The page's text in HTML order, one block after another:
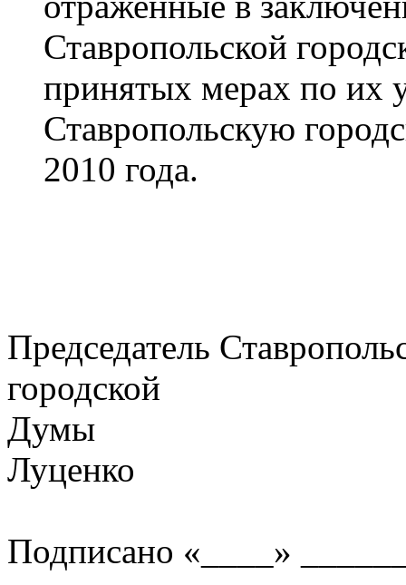
Ставропольской
принятых мерах по их
Ставропольскую
2010 года.
Председатель
городской
Луценко
Подписано «____»